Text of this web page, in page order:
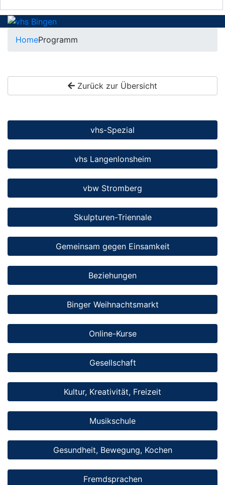
HomeProgramm
Zurück zur Übersicht
vhs-Spezial
vhs Langenlonsheim
vbw Stromberg
Skulpturen-Triennale
Gemeinsam gegen Einsamkeit
Beziehungen
Binger Weihnachtsmarkt
Online-Kurse
Gesellschaft
Kultur, Kreativität, Freizeit
Musikschule
Gesundheit, Bewegung, Kochen
Fremdsprachen